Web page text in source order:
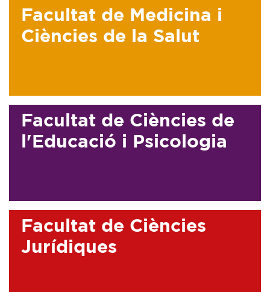
Facultat de Medicina i
Ciències de la Salut
Facultat de Ciències de
l'Educació i Psicologia
Facultat de Ciències
Jurídiques